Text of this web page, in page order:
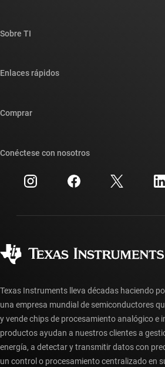
Sobre TI
Sala de redacción
Relaciones con los inversionistas
Fabricación
Enlaces rápidos
Búsqueda de referencias cruzadas
Centro de atención al cliente
Preguntas frecuentes sobre la cuenta
Comprar
Preguntas frecuentes sobre pedidos
Conéctese con nosotros
Texas Instruments lleva décadas haciendo
una empresa mundial de semiconductores
y vende chips de procesamiento analógico e
productos ayudan a nuestros clientes a
energía, a detectar y transmitir datos con
un control o procesamiento centralizado en